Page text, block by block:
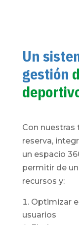
Un
gestión
Con nuestras
reserva,
un espacio
permitir de
recursos y:
Optimizar
usuarios